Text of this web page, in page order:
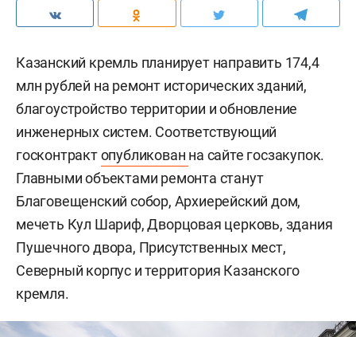
Казанский кремль планирует направить 174,4
млн рублей на ремонт исторических зданий,
благоустройство территории и обновление
инженерных систем. Соответствующий
госконтрактопубликован на сайте госзакупок.
Главными объектами ремонта станут
Благовещенский собор, Архиерейский дом,
мечеть Кул Шариф, Дворцовая церковь, здания
Пушечного двора, Присутственных мест,
Северный корпус и территория Казанского
кремля.